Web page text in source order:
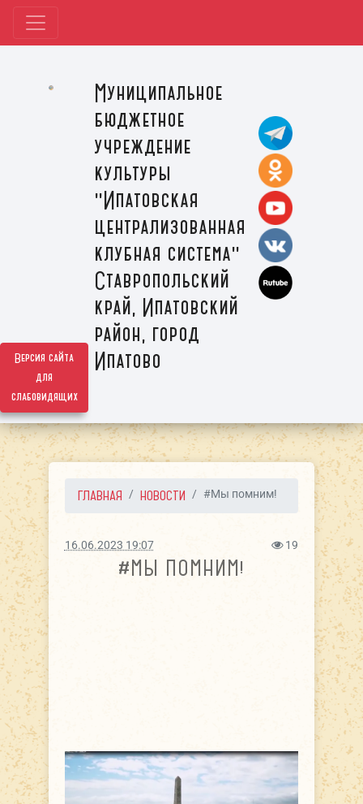
Версия сайта
для
слабовидящих
Муниципальное
бюджетное
учреждение
культуры
"Ипатовская
централизованная
клубная система"
Ставропольский
край, Ипатовский
район, город
Ипатово
ГЛАВНАЯ НОВОСТИ #Мы помним!
16.06.2023 19:07 19
#МЫ ПОМНИМ!